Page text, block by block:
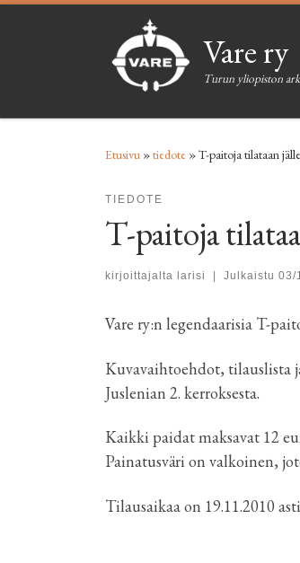
Vare ry
Turun yliopiston
Etusivu »tiedote »T-paitoja tilataan
TIEDOTE
T-paitoja
kirjoittajalta larisi Julkaistu 03/
Vare ry:n legendaarisia T-
Kuvavaihtoehdot, tilauslista
Juslenian 2. kerroksesta.
Kaikki paidat maksavat 12
Painatusväri on valkoinen,
Tilausaikaa on 19.11.2010